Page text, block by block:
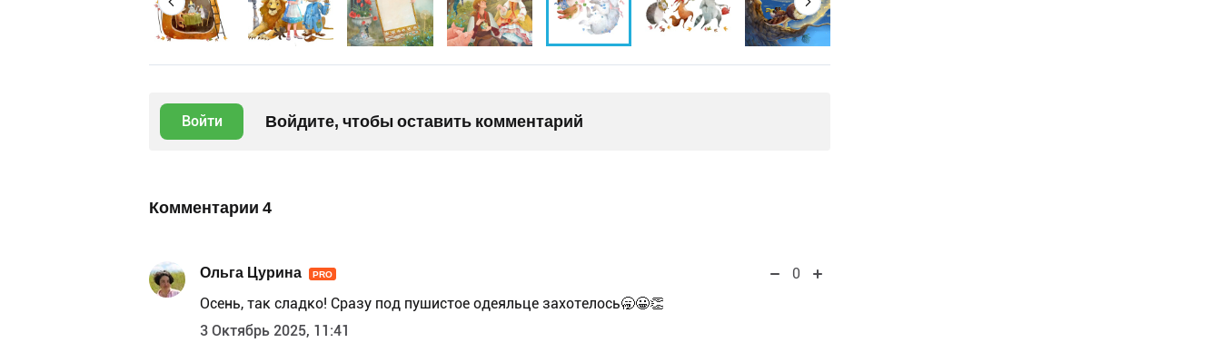
Войти Войдите, чтобы оставить комментарий
Комментарии 4
Ольга Цурина PRO
0
Осень, так сладко! Сразу под пушистое одеяльце захотелось🥱😀👏
3 Октябрь 2025, 11:41